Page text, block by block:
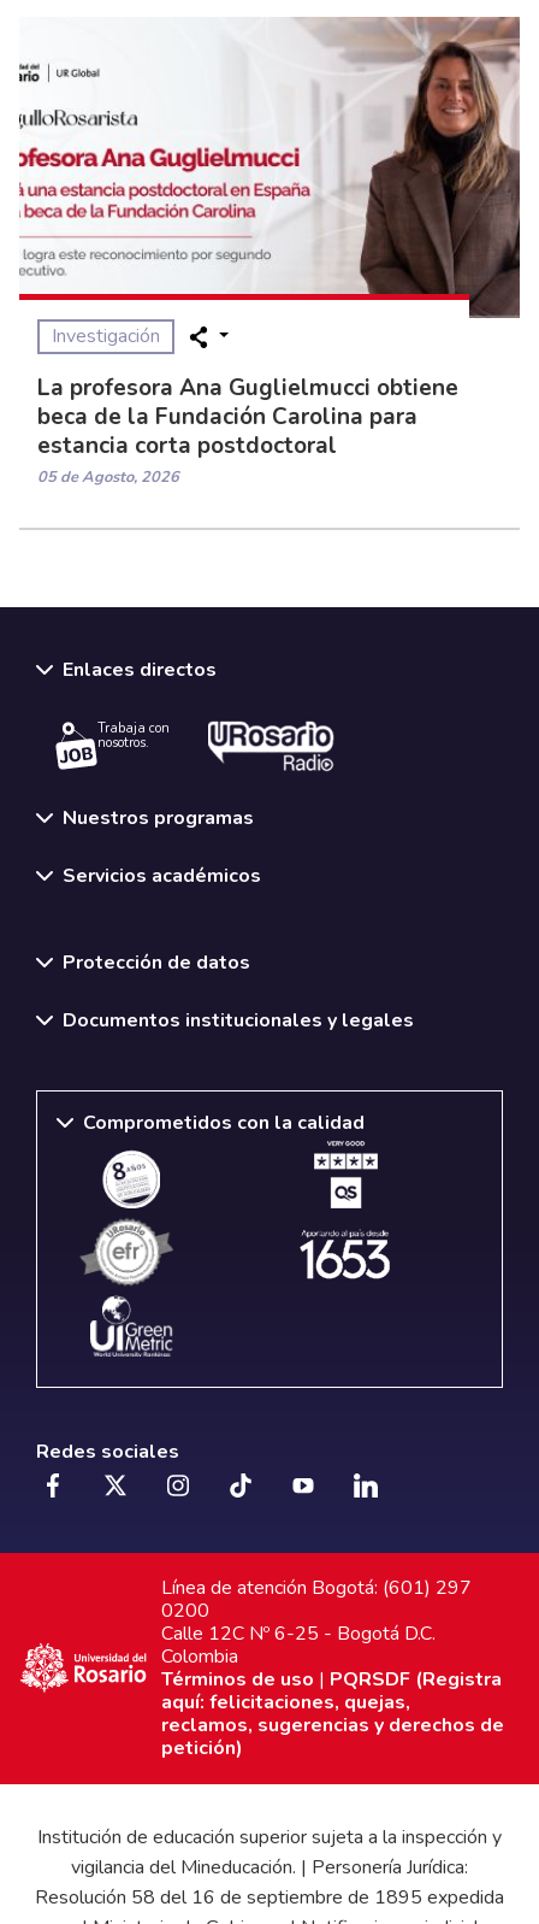
Investigación
La profesora Ana Guglielmucci obtiene
beca de la Fundación Carolina para
estancia corta postdoctoral
05 de Agosto, 2026
Enlaces directos
Trabaja con
nosotros.
Nuestros programas
Servicios académicos
Protección de datos
Documentos institucionales y legales
Comprometidos con la calidad
Redes sociales
Línea de atención Bogotá: (601) 297
0200
Calle 12C Nº 6-25 - Bogotá D.C.
Colombia
Términos de uso | PQRSDF (Registra
aquí: felicitaciones, quejas,
reclamos, sugerencias y derechos de
petición)
Institución de educación superior sujeta a la inspección y
vigilancia del Mineducación. | Personería Jurídica:
Resolución 58 del 16 de septiembre de 1895 expedida